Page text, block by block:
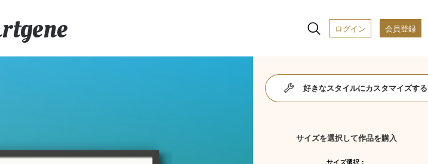
ログイン 会員登録
好きなスタイルにカスタマイズする
サイズを選択して作品を購入
サイズ選択：